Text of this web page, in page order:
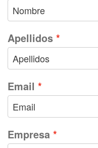
Apellidos
Email
Empresa